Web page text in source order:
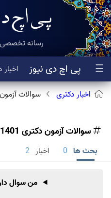
☰ پی اچ دی نیوز اخبار
رسانه
اخبار دکتری سوالات آزمون
سوالات آزمون دکتری 1401
بحث ها 0 اخبار 2
من سوال